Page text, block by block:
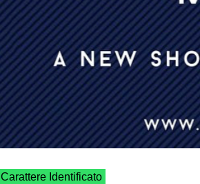
Carattere Identificato